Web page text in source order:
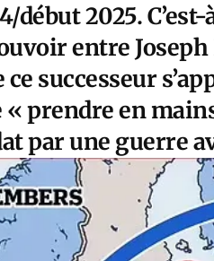
début 2025.
entre
successeur
prendre en
par une guerre